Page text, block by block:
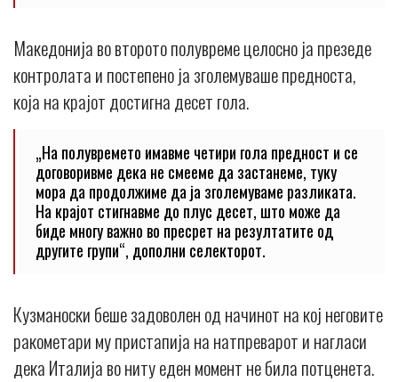
Македонија во второто полувреме целосно ја презеде
контролата и постепено ја зголемуваше предноста,
која на крајот достигна десет гола.
„На полувремето имавме четири гола предност и се
договоривме дека не смееме да застанеме, туку
мора да продолжиме да ја зголемуваме разликата.
На крајот стигнавме до плус десет, што може да
биде многу важно во пресрет на резултатите од
другите групи“, дополни селекторот.
Кузманоски беше задоволен од начинот на кој неговите
ракометари му пристапија на натпреварот и нагласи
дека Италија во ниту еден момент не била потценета.